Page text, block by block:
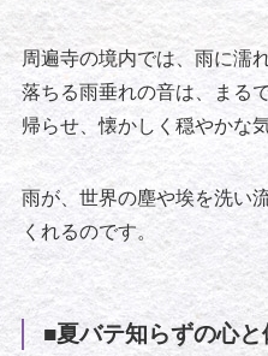
周遍寺の境内では、雨に濡
落ちる雨垂れの音は、まる
帰らせ、懐かしく穏やかな
雨が、世界の塵や埃を洗い
くれるのです。
■夏バテ知らずの心